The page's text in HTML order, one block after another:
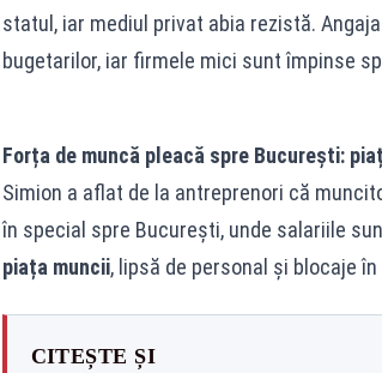
statul, iar mediul privat abia rezistă.
bugetarilor, iar firmele mici sunt împinse
Forța de muncă pleacă spre București:
Simion a aflat de la antreprenori că
în special spre București, unde salariile
piața muncii, lipsă de personal și blocaje
CITEȘTE ȘI